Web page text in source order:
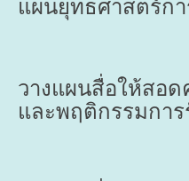
แผนยุทธศาสตร์ก
วางแผนสื่อให้สอด
และพฤติกรรมการ